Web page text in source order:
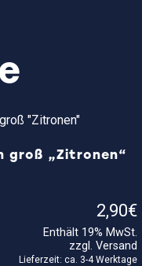
groß „Zitronen“
2,90€
Enthält 19% MwSt.
zzgl.Versand
Lieferzeit: ca. 3-4 Werktage